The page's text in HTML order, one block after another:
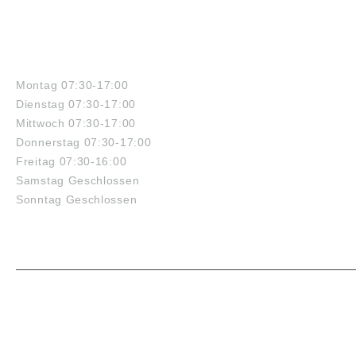
Montag 07:30-17:00
Dienstag 07:30-17:00
Mittwoch 07:30-17:00
Donnerstag 07:30-17:00
Freitag 07:30-16:00
Samstag Geschlossen
Sonntag Geschlossen